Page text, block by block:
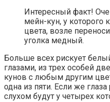
Интересный факт!
мейн-кун, у которого
цвета, возле
уголка медный.
Больше всех рискует
глазами, из трех особей
кунов с любым другим
одна из пяти. Если же
слухом будут у четырех